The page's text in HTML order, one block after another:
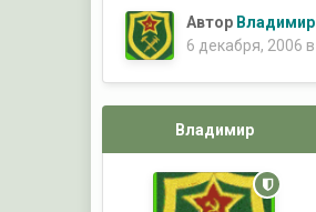
Автор Владимир
6 декабря, 2006 в
Владимир